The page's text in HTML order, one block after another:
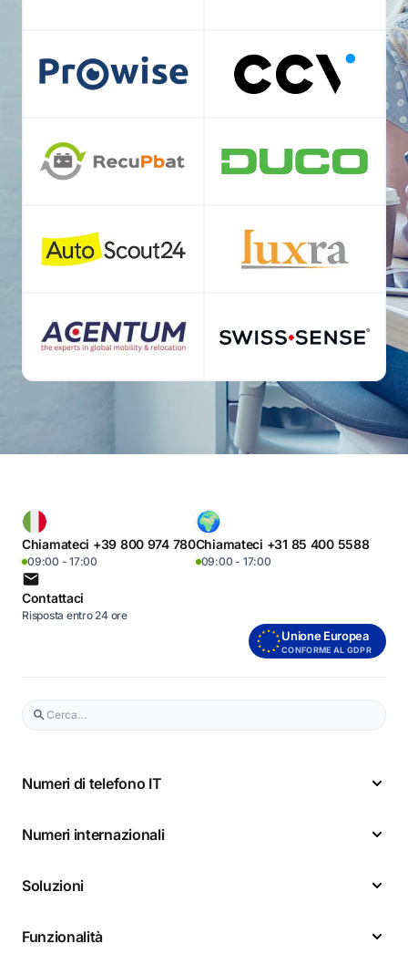
Chiamateci +39 800 974 780
09:00 - 17:00
Chiamateci +31 85 400 5588
09:00 - 17:00
Contattaci
Risposta entro 24 ore
Unione Europea
CONFORME AL GDPR
Numeri di telefono IT
Numeri internazionali
Soluzioni
Funzionalità